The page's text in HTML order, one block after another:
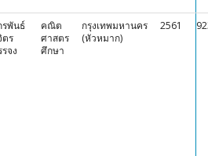
รพันธ์
ตร
จง
คณิต
ศาสตร
ศึกษา
กรุงเทพมหานคร
(หัวหมาก)
2561